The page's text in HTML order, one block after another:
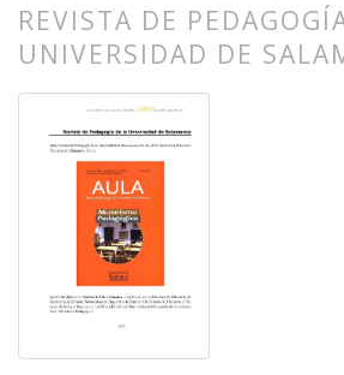
REVISTA DE
UNIVERSIDAD DE